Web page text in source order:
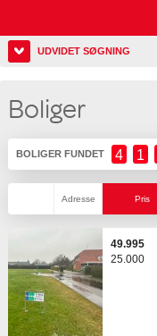
UDVIDET SØGNING
Boliger
BOLIGER FUNDET 4 1
Adresse Pris
49.995
25.000